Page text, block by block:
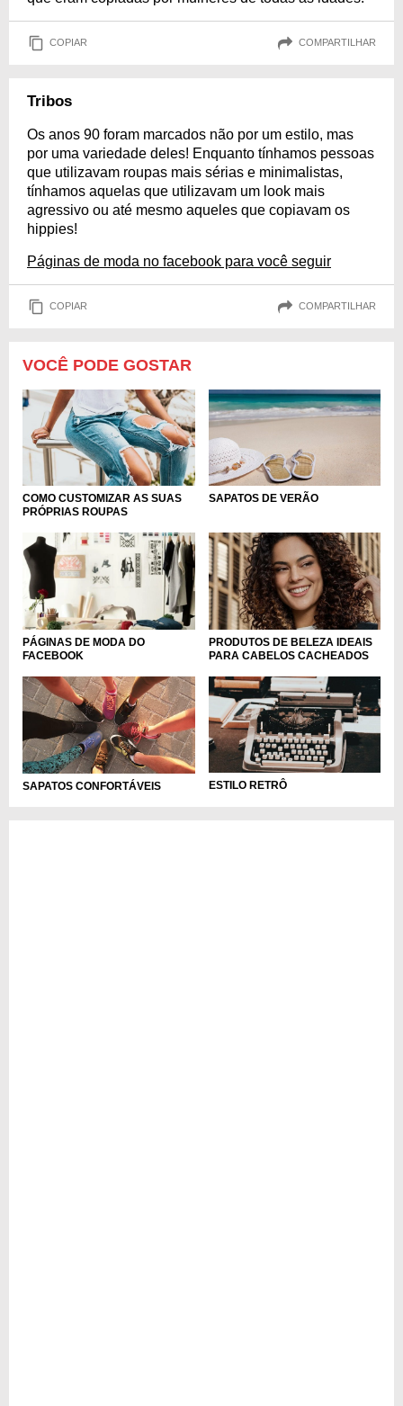
COPIAR COMPARTILHAR
Tribos
Os anos 90 foram marcados não por um estilo, mas
por uma variedade deles! Enquanto tínhamos pessoas
que utilizavam roupas mais sérias e minimalistas,
tínhamos aquelas que utilizavam um look mais
agressivo ou até mesmo aqueles que copiavam os
hippies!
Páginas de moda no facebook para você seguir
COPIAR COMPARTILHAR
VOCÊ PODE GOSTAR
COMO CUSTOMIZAR AS SUAS
PRÓPRIAS ROUPAS
SAPATOS DE VERÃO
PÁGINAS DE MODA DO
FACEBOOK
PRODUTOS DE BELEZA IDEAIS
PARA CABELOS CACHEADOS
SAPATOS CONFORTÁVEIS ESTILO RETRÔ